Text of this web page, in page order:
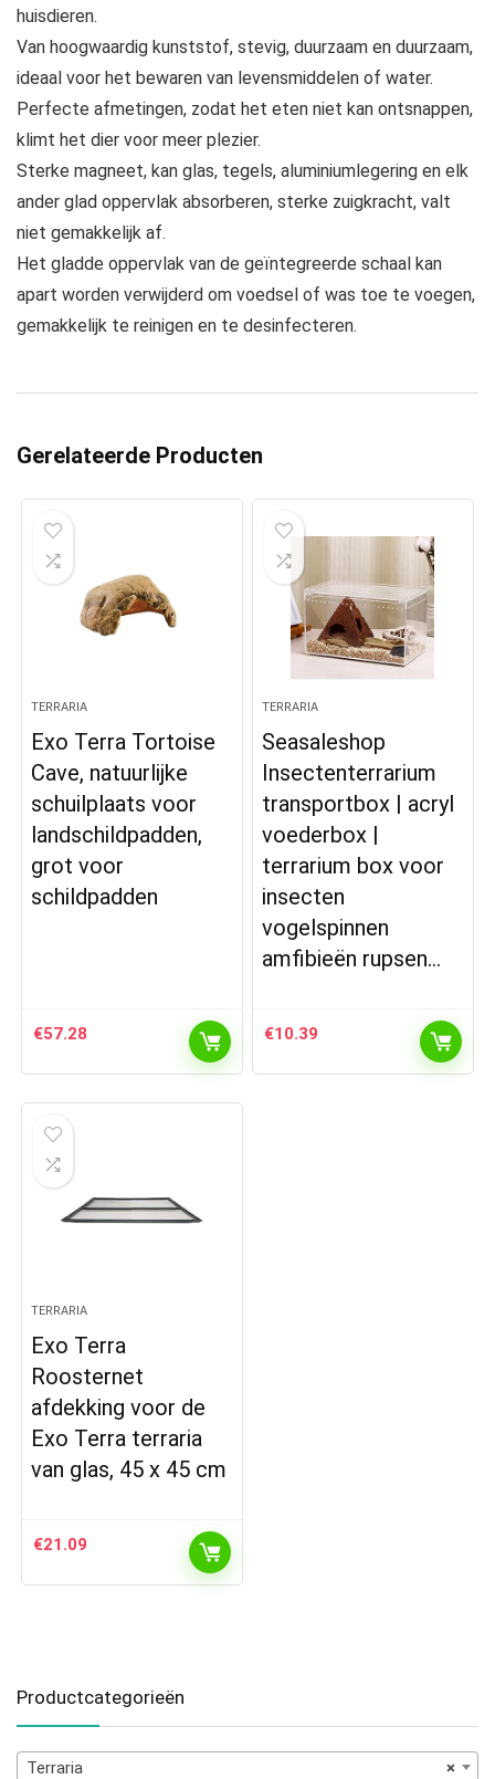
huisdieren.
Van hoogwaardig kunststof, stevig, duurzaam en duurzaam,
ideaal voor het bewaren van levensmiddelen of water.
Perfecte afmetingen, zodat het eten niet kan ontsnappen,
klimt het dier voor meer plezier.
Sterke magneet, kan glas, tegels, aluminiumlegering en elk
ander glad oppervlak absorberen, sterke zuigkracht, valt
niet gemakkelijk af.
Het gladde oppervlak van de geïntegreerde schaal kan
apart worden verwijderd om voedsel of was toe te voegen,
gemakkelijk te reinigen en te desinfecteren.
Gerelateerde Producten
TERRARIA
Exo Terra Tortoise
Cave, natuurlijke
schuilplaats voor
landschildpadden,
grot voor
schildpadden
€57.28
TERRARIA
Seasaleshop
Insectenterrarium
transportbox | acryl
voederbox |
terrarium box voor
insecten
vogelspinnen
amfibieën rupsen…
€10.39
TERRARIA
Exo Terra
Roosternet
afdekking voor de
Exo Terra terraria
van glas, 45 x 45 cm
€21.09
Productcategorieën
×
Terraria